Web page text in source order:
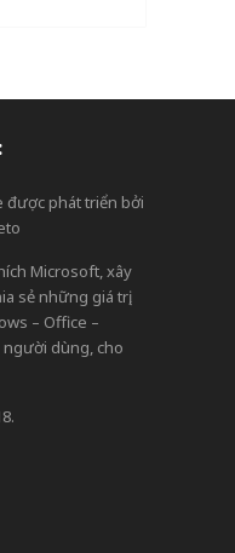
được phát triển bởi
Microsoft, xây
sẻ những giá trị,
– Office –
dùng, cho